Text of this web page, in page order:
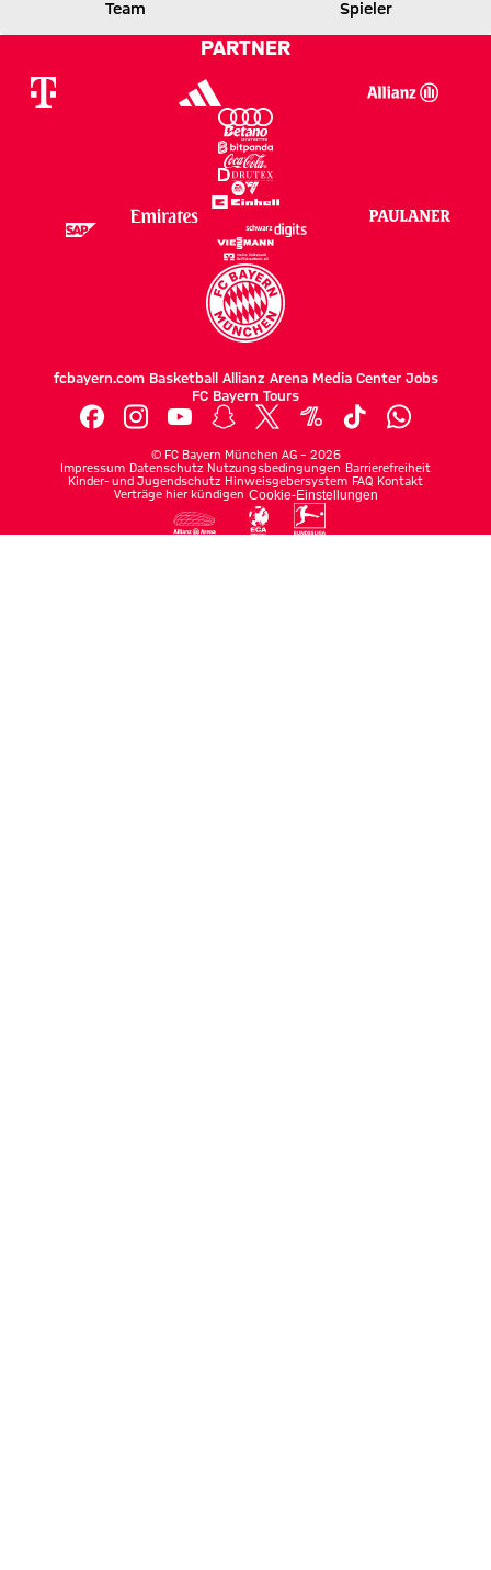
FCB
Team Spieler
PARTNER
fcbayern.com Basketball Allianz Arena Media Center Jobs
FC Bayern Tours
© FC Bayern München AG – 2026
Impressum Datenschutz Nutzungsbedingungen Barrierefreiheit
Kinder- und Jugendschutz Hinweisgebersystem FAQ Kontakt
Verträge hier kündigen Cookie-Einstellungen